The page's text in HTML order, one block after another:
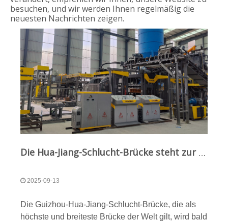
besuchen, und wir werden Ihnen regelmäßig die
neuesten Nachrichten zeigen.
2025-09-13
​Die Guizhou-Hua-Jiang-Schlucht-Brücke, die als
höchste und breiteste Brücke der Welt gilt, wird bald